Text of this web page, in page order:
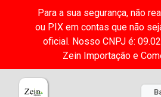
Para a sua segurança, não
ou PIX em contas que não
oficial. Nosso CNPJ é:
Zein Importação e